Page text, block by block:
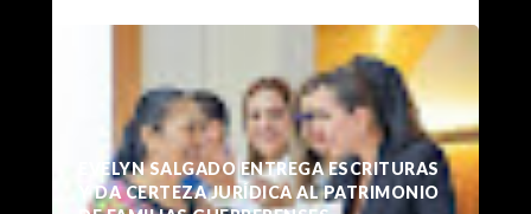
EVELYN SALGADO ENTREGA ESCRITURAS
Y DA CERTEZA JURÍDICA AL PATRIMONIO